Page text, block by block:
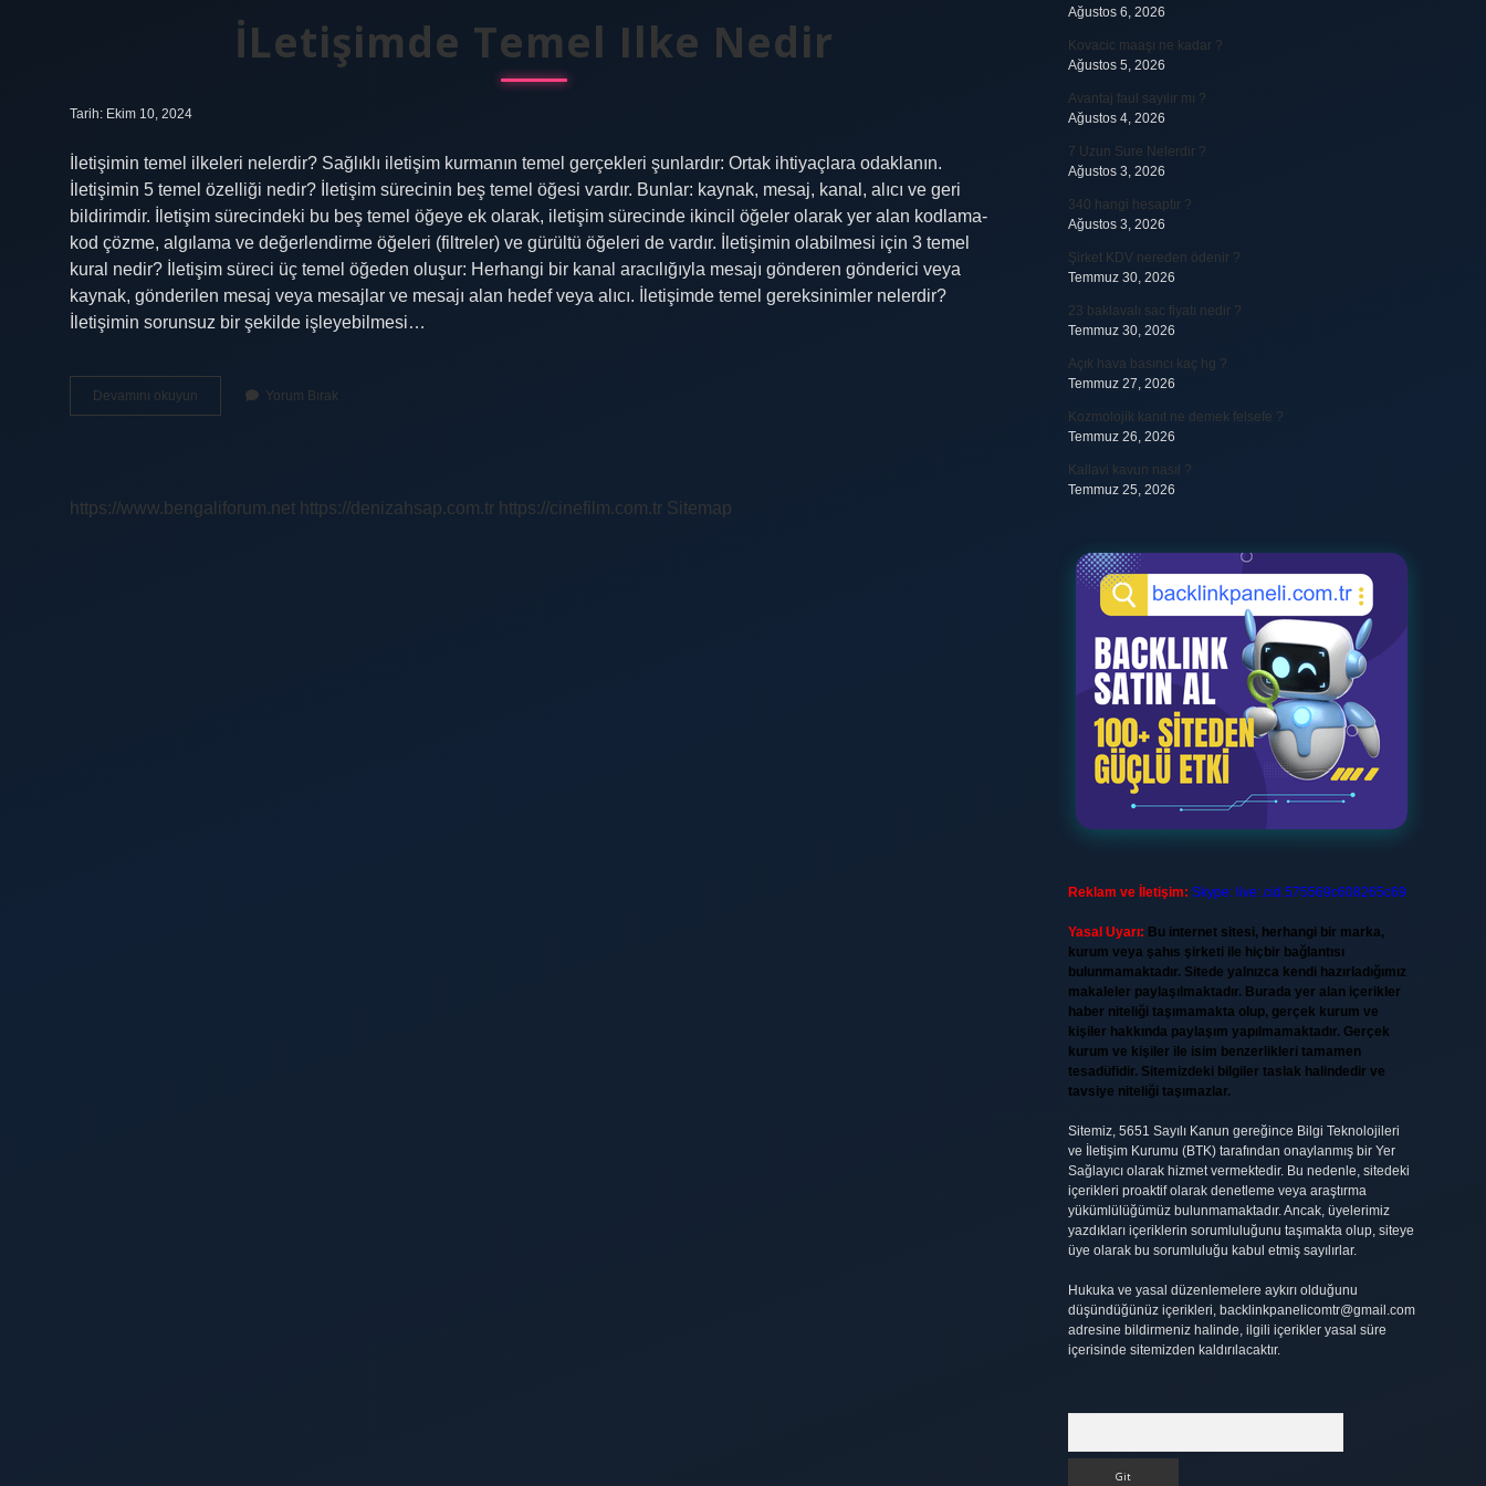
İLetişimde Temel Ilke Nedir
Tarih: Ekim 10, 2024
İletişimin temel ilkeleri nelerdir? Sağlıklı iletişim kurmanın temel gerçekleri şunlardır: Ortak ihtiyaçlara odaklanın.
İletişimin 5 temel özelliği nedir? İletişim sürecinin beş temel öğesi vardır. Bunlar: kaynak, mesaj, kanal, alıcı ve geri
bildirimdir. İletişim sürecindeki bu beş temel öğeye ek olarak, iletişim sürecinde ikincil öğeler olarak yer alan kodlama-
kod çözme, algılama ve değerlendirme öğeleri (filtreler) ve gürültü öğeleri de vardır. İletişimin olabilmesi için 3 temel
kural nedir? İletişim süreci üç temel öğeden oluşur: Herhangi bir kanal aracılığıyla mesajı gönderen gönderici veya
kaynak, gönderilen mesaj veya mesajlar ve mesajı alan hedef veya alıcı. İletişimde temel gereksinimler nelerdir?
İletişimin sorunsuz bir şekilde işleyebilmesi…
Devamını okuyun İLetişimde
Temel
Yorum Bırak
https://www.bengaliforum.net https://denizahsap.com.tr https://cinefilm.com.tr Sitemap
Ağustos 6, 2026
Kovacic maaşı ne kadar ?
Ağustos 5, 2026
Avantaj faul sayılır mı ?
Ağustos 4, 2026
7 Uzun Sure Nelerdir ?
Ağustos 3, 2026
340 hangi hesaptır ?
Ağustos 3, 2026
Şirket KDV nereden ödenir ?
Temmuz 30, 2026
23 baklavalı sac fiyatı nedir ?
Temmuz 30, 2026
Açık hava basıncı kaç hg ?
Temmuz 27, 2026
Kozmolojik kanıt ne demek felsefe ?
Temmuz 26, 2026
Kallavi kavun nasıl ?
Temmuz 25, 2026
Reklam ve İletişim: Skype: live:.cid.575569c608265c69
Yasal Uyarı: Bu internet sitesi, herhangi bir marka,
kurum veya şahıs şirketi ile hiçbir bağlantısı
bulunmamaktadır. Sitede yalnızca kendi hazırladığımız
makaleler paylaşılmaktadır. Burada yer alan içerikler
haber niteliği taşımamakta olup, gerçek kurum ve
kişiler hakkında paylaşım yapılmamaktadır. Gerçek
kurum ve kişiler ile isim benzerlikleri tamamen
tesadüfidir. Sitemizdeki bilgiler taslak halindedir ve
tavsiye niteliği taşımazlar.
Sitemiz, 5651 Sayılı Kanun gereğince Bilgi Teknolojileri
ve İletişim Kurumu (BTK) tarafından onaylanmış bir Yer
Sağlayıcı olarak hizmet vermektedir. Bu nedenle, sitedeki
içerikleri proaktif olarak denetleme veya araştırma
yükümlülüğümüz bulunmamaktadır. Ancak, üyelerimiz
yazdıkları içeriklerin sorumluluğunu taşımakta olup, siteye
üye olarak bu sorumluluğu kabul etmiş sayılırlar.
Hukuka ve yasal düzenlemelere aykırı olduğunu
düşündüğünüz içerikleri, backlinkpanelicomtr@gmail.com
adresine bildirmeniz halinde, ilgili içerikler yasal süre
içerisinde sitemizden kaldırılacaktır.